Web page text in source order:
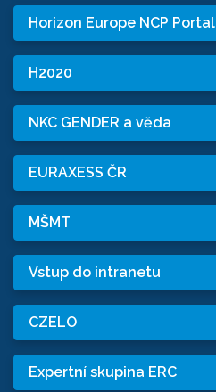
Horizon Europe NCP Portal
H2020
NKC GENDER a věda
EURAXESS ČR
MŠMT
Vstup do intranetu
CZELO
Expertní skupina ERC